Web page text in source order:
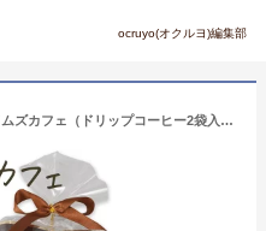
ocruyo(オクルヨ)編集部
プチギフト 退職 産休 御礼 タイムズカフェ（ドリップコーヒー2袋入）メッセージシール付 サンクスカード付 ※賞味期限2026年6月19日 プチギフト 男性 結婚式 プレゼント ギフト 御礼 引越し 異動 御挨拶 挨拶 シール付き ありがとう おしゃれ 選べる シール 300円以下